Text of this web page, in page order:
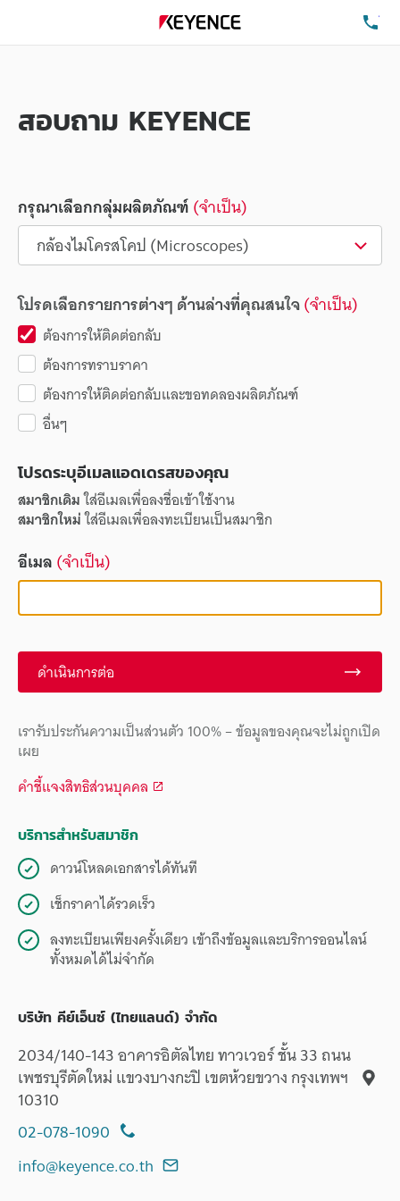
สอบถาม KEYENCE
กรุณาเลือกกลุ่มผลิตภัณฑ์(จำเป็น)
โปรดเลือกรายการต่างๆ ด้านล่างที่คุณสนใจ(จำเป็น)
ต้องการให้ติดต่อกลับ
ต้องการทราบราคา
ต้องการให้ติดต่อกลับและขอทดลองผลิตภัณฑ์
อื่นๆ
โปรดระบุอีเมลแอดเดรสของคุณ
สมาชิกเดิมใส่อีเมลเพื่อลงชื่อเข้าใช้งาน
สมาชิกใหม่ใส่อีเมลเพื่อลงทะเบียนเป็นสมาชิก
อีเมล(จำเป็น)
ดำเนินการต่อ
เรารับประกันความเป็นส่วนตัว 100% – ข้อมูลของคุณจะไม่ถูกเปิด
เผย
คำชี้แจงสิทธิส่วนบุคคล
บริการสำหรับสมาชิก
ดาวน์โหลดเอกสารได้ทันที
เช็กราคาได้รวดเร็ว
ลงทะเบียนเพียงครั้งเดียว เข้าถึงข้อมูลและบริการออนไลน์
ทั้งหมดได้ไม่จำกัด
บริษัท คีย์เอ็นซ์ (ไทยแลนด์) จำกัด
2034/140-143 อาคารอิตัลไทย ทาวเวอร์ ชั้น 33 ถนน
เพชรบุรีตัดใหม่ แขวงบางกะปิ เขตห้วยขวาง กรุงเทพฯ
10310
02-078-1090
info@keyence.co.th